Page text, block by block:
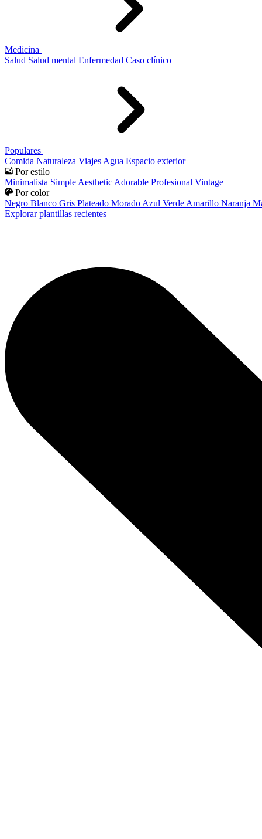
Medicina
Salud Salud mental Enfermedad Caso clínico
Populares
Comida Naturaleza Viajes Agua Espacio exterior
Por estilo
Minimalista Simple Aesthetic Adorable Profesional Vintage
Por color
Negro Blanco Gris Plateado Morado Azul Verde Amarillo Naranja
Explorar plantillas recientes